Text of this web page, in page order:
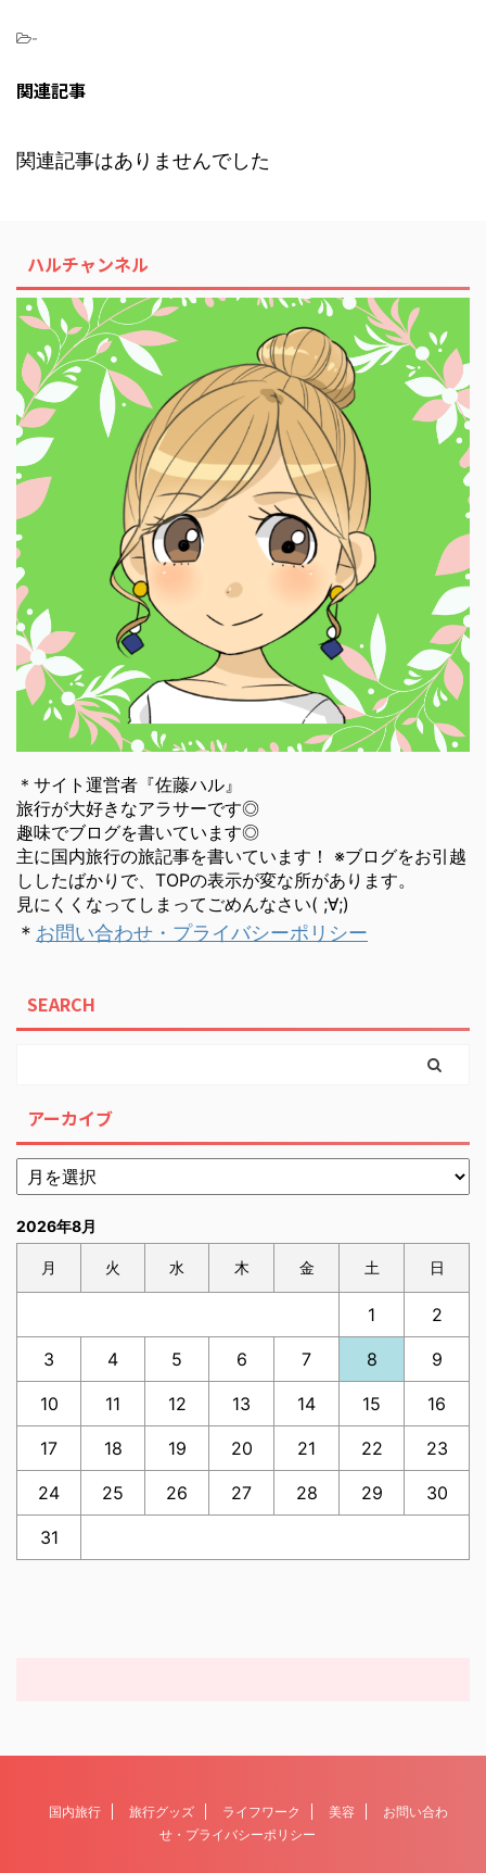
-
関連記事
関連記事はありませんでした
ハルチャンネル
＊サイト運営者『佐藤ハル』
旅行が大好きなアラサーです◎
趣味でブログを書いています◎
主に国内旅行の旅記事を書いています！ ※ブログをお引越
ししたばかりで、TOPの表示が変な所があります。
見にくくなってしまってごめんなさい( ;∀;)
＊ お問い合わせ・プライバシーポリシー
SEARCH
アーカイブ
2026年8月
月 火 水 木 金 土 日
1 2
3 4 5 6 7 8 9
10 11 12 13 14 15 16
17 18 19 20 21 22 23
24 25 26 27 28 29 30
31
国内旅行 旅行グッズ ライフワーク 美容
お問い合わ
せ・プライバシーポリシー